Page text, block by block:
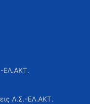
ΕΛ.ΑΚΤ.
Λ.Σ.-ΕΛ.ΑΚΤ.